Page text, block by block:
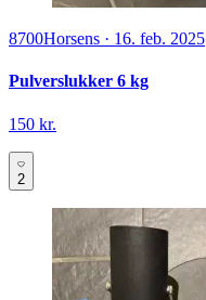
8700Horsens · 16. feb. 2025
Pulverslukker 6 kg
150 kr.
2